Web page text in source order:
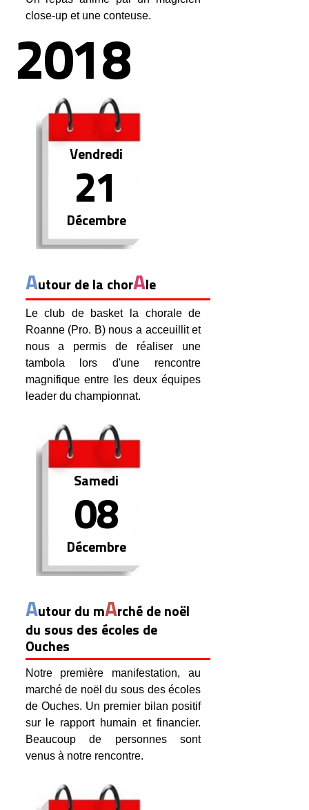
close-up et une conteuse.
2018
Vendredi
21
Décembre
Autour de la chorAle
Le club de basket la chorale de
Roanne (Pro. B) nous a acceuillit et
nous a permis de réaliser une
tambola lors d'une rencontre
magnifique entre les deux équipes
leader du championnat.
Samedi
08
Décembre
Autour du mArché de noël
du sous des écoles de
Ouches
Notre première manifestation, au
marché de noël du sous des écoles
de Ouches. Un premier bilan positif
sur le rapport humain et financier.
Beaucoup de personnes sont
venus à notre rencontre.